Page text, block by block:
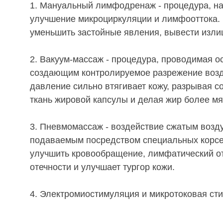
1. Мануальный лимфодренаж - процедура,
улучшение микроциркуляции и лимфооттока.
уменьшить застойные явления, вывести
2. Вакуум-массаж - процедура, проводимая
создающим контролируемое разрежение
давление сильно втягивает кожу, разрывая
ткань жировой капсулы и делая жир более
3. Пневмомассаж - воздействие сжатым
подаваемым посредством специальных
улучшить кровообращение, лимфатический
отечности и улучшает тургор кожи.
4. Электромиостимуляция и микротоковая